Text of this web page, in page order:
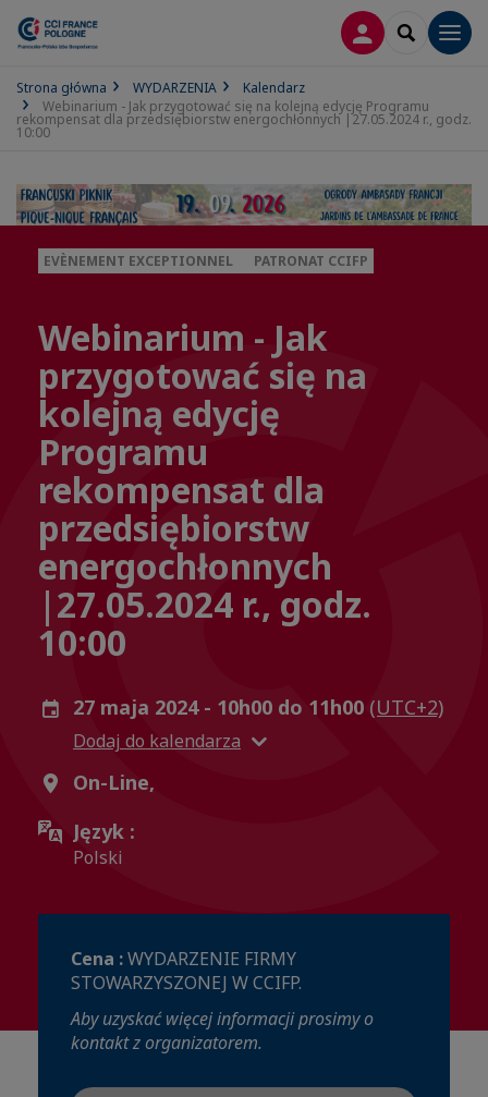
LOGOWANIE
SEARCH
Strona główna WYDARZENIA
Kalendarz
Webinarium - Jak przygotować się na kolejną edycję Programu
rekompensat dla przedsiębiorstw energochłonnych |27.05.2024 r., godz.
10:00
EVÈNEMENT EXCEPTIONNEL PATRONAT CCIFP
Webinarium - Jak
przygotować się na
kolejną edycję
Programu
rekompensat dla
przedsiębiorstw
energochłonnych
|27.05.2024 r., godz.
10:00
27 maja 2024 - 10h00 do 11h00 (UTC+2)
Dodaj do kalendarza
On-Line,
Język :
Polski
Cena :WYDARZENIE FIRMY
STOWARZYSZONEJ W CCIFP.
Aby uzyskać więcej informacji prosimy o
kontakt z organizatorem.